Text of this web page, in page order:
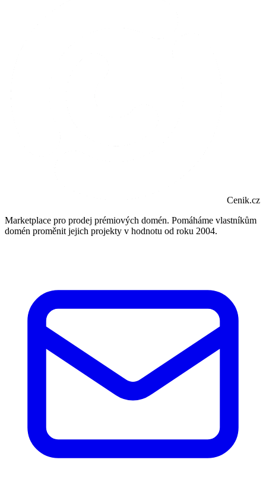
Cenik.cz
Marketplace pro prodej prémiových domén. Pomáháme vlastníkům
domén proměnit jejich projekty v hodnotu od roku 2004.